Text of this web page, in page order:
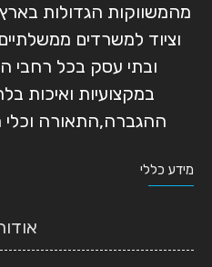
מהמשווקות הגדולות
וציוד למשרדים
ובתי עסק בכל רחבי
במקצועיות ואיכות
ההגברה,התאורה וכלי
מידע כללי